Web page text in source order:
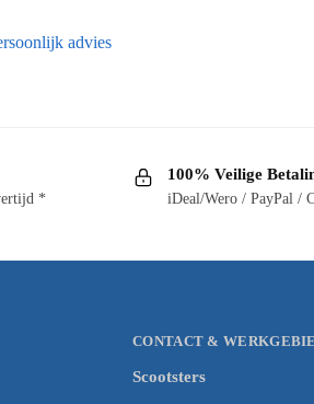
advies
*
100% Veilige
iDeal/Wero / PayPal /
CONTACT &
Scootsters